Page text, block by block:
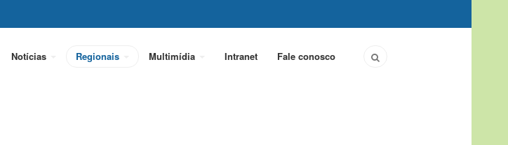
Notícias Regionais Multimídia Intranet Fale conosco